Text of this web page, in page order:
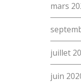
mars
juillet
juin